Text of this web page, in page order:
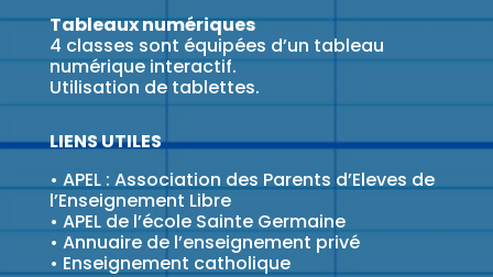
Tableaux numériques
4 classes sont équipées d’un tableau
numérique interactif.
Utilisation de tablettes.
LIENS UTILES
• APEL : Association des Parents d’Eleves de
l’Enseignement Libre
• APEL de l’école Sainte Germaine
• Annuaire de l’enseignement privé
• Enseignement catholique